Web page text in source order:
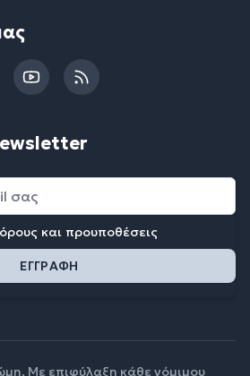
YouTubeRSS
όρους και προυποθέσεις
Με επιφύλαξη κάθε νόμιμου